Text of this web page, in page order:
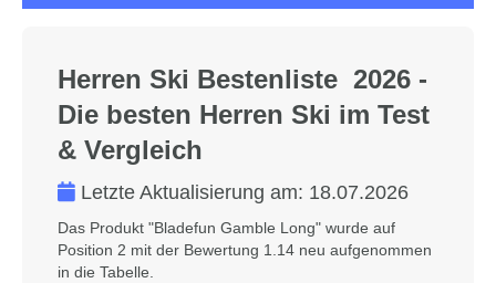
Herren Ski Bestenliste 2026 -
Die besten Herren Ski im Test
& Vergleich
Letzte Aktualisierung am: 18.07.2026
Das Produkt "Bladefun Gamble Long" wurde auf
Position 2 mit der Bewertung 1.14 neu aufgenommen
in die Tabelle.